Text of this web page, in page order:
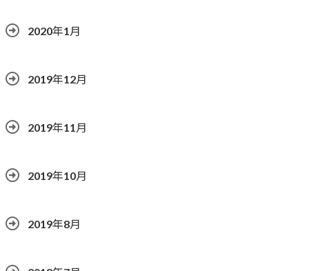
2020年1月
2019年12月
2019年11月
2019年10月
2019年8月